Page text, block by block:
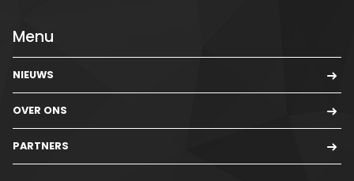
Menu
NIEUWS
OVER ONS
PARTNERS